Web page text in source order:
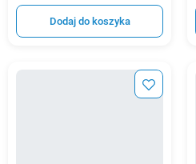
Dodaj do koszyka